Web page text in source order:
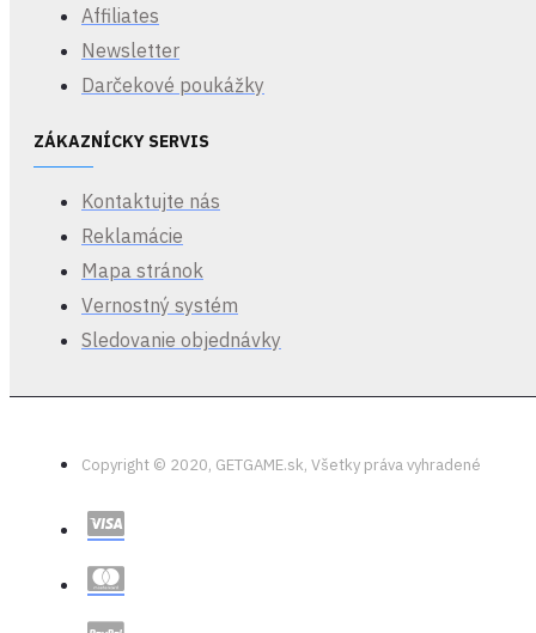
Affiliates
Newsletter
Darčekové poukážky
ZÁKAZNÍCKY SERVIS
Kontaktujte nás
Reklamácie
Mapa stránok
Vernostný systém
Sledovanie objednávky
Copyright © 2020, GETGAME.sk, Všetky práva vyhradené